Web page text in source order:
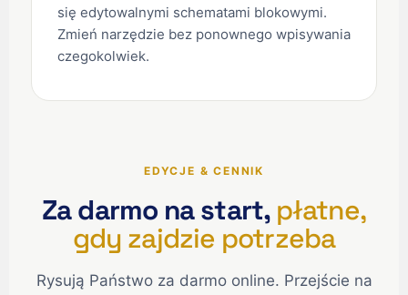
się edytowalnymi schematami blokowymi.
Zmień narzędzie bez ponownego wpisywania
czegokolwiek.
EDYCJE & CENNIK
Za darmo na start, płatne,
gdy zajdzie potrzeba
Rysują Państwo za darmo online. Przejście na